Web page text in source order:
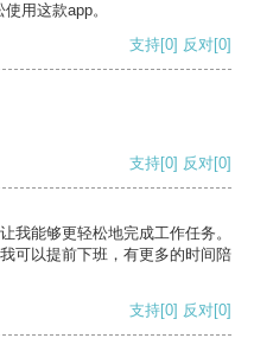
用这款app。
支持[0] 反对[0]
支持[0] 反对[0]
我能够更轻松地完成工作任务。
可以提前下班，有更多的时间陪
支持[0] 反对[0]